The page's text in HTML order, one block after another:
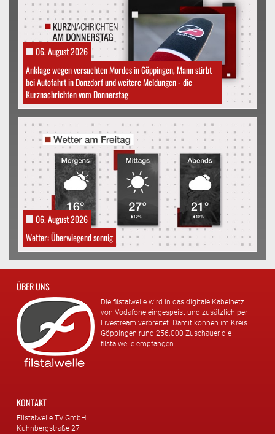
06. August 2026
Anklage wegen versuchten Mordes in Göppingen, Mann stirbt
bei Autofahrt in Donzdorf und weitere Meldungen - die
Kurznachrichten vom Donnerstag
06. August 2026
Wetter: Überwiegend sonnig
ÜBER UNS
Die filstalwelle wird in das digitale Kabelnetz
von Vodafone eingespeist und zusätzlich per
Livestream verbreitet. Damit können im Kreis
Göppingen rund 256.000 Zuschauer die
filstalwelle empfangen.
KONTAKT
Filstalwelle TV GmbH
Kuhnbergstraße 27